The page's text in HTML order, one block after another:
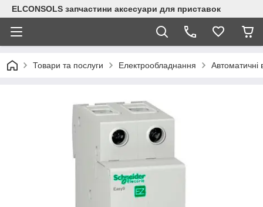
ELCONSOLS запчастини аксесуари для приставок
Товари та послуги Електрообладнання Автоматичні